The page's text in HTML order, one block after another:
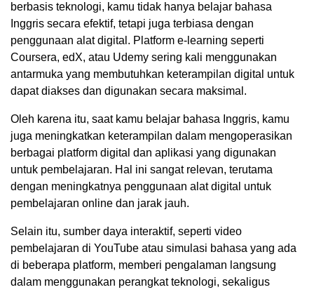
berbasis teknologi, kamu tidak hanya belajar bahasa
Inggris secara efektif, tetapi juga terbiasa dengan
penggunaan alat digital. Platform e-learning seperti
Coursera, edX, atau Udemy sering kali menggunakan
antarmuka yang membutuhkan keterampilan digital untuk
dapat diakses dan digunakan secara maksimal.
Oleh karena itu, saat kamu belajar bahasa Inggris, kamu
juga meningkatkan keterampilan dalam mengoperasikan
berbagai platform digital dan aplikasi yang digunakan
untuk pembelajaran. Hal ini sangat relevan, terutama
dengan meningkatnya penggunaan alat digital untuk
pembelajaran online dan jarak jauh.
Selain itu, sumber daya interaktif, seperti video
pembelajaran di YouTube atau simulasi bahasa yang ada
di beberapa platform, memberi pengalaman langsung
dalam menggunakan perangkat teknologi, sekaligus